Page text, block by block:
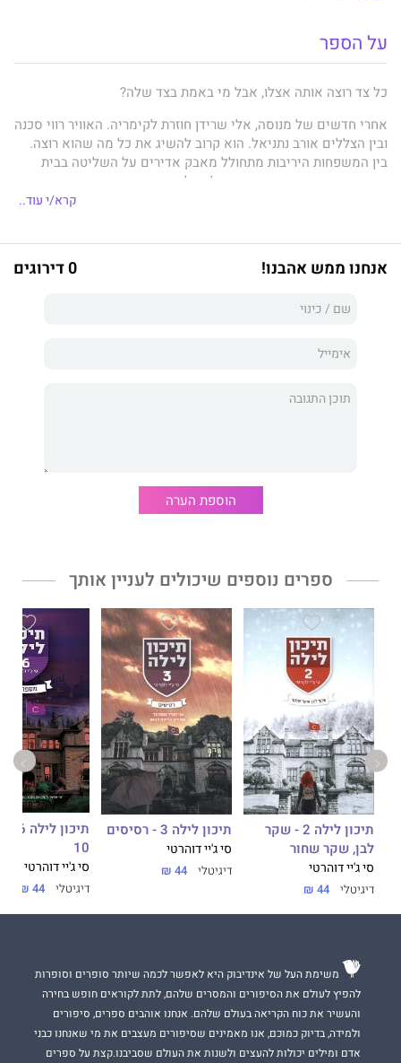
על הספר
כל צד רוצה אותה אצלו, אבל מי באמת בצד שלה?
אחרי חדשים של מנוסה, אלי שרידן חוזרת לקימריה. האוויר רווי סכנה
ובין הצללים אורב נתניאל. הוא קרוב להשיג את כל מה שהוא רוצה.
בין המשפחות היריבות מתחולל מאבק אדירים על השליטה בבית
הספר, ובמרכז הסערה עמודת אלי. כל צד רוצה בה, והיא יודעת
זהו הספר הרביעי בסדרת
קרא/י עוד..
אנחנו ממש אהבנו! 0 דירוגים
הוספת הערה
ספרים נוספים שיכולים לעניין אותך
תיכון לילה 2 - שקר
לבן, שקר שחור
סי ג'יי דוהרטי
דיגיטלי 44 ₪
תיכון לילה 3 - רסיסים
סי ג'יי דוהרטי
דיגיטלי 44 ₪
10
סי ג'יי דוהרטי
דיגיטלי 44 ₪
משימת העל של אינדיבוק היא לאפשר לכמה שיותר סופרים וסופרות
להפיץ לעולם את הסיפורים והמסרים שלהם, לתת לקוראים חופש בחירה
והעשיר את כוח הקריאה בעולם שלהם. אנחנו אוהבים ספרים, סיפורים
ולמידה, בדיוק כמוכם, אנו מאמינים שסיפורים מעצבים את מי שאנחנו כבני
אדם ומילים יכולות להעצים ולשנות את העולם שסביבנו.קצת על ספרים